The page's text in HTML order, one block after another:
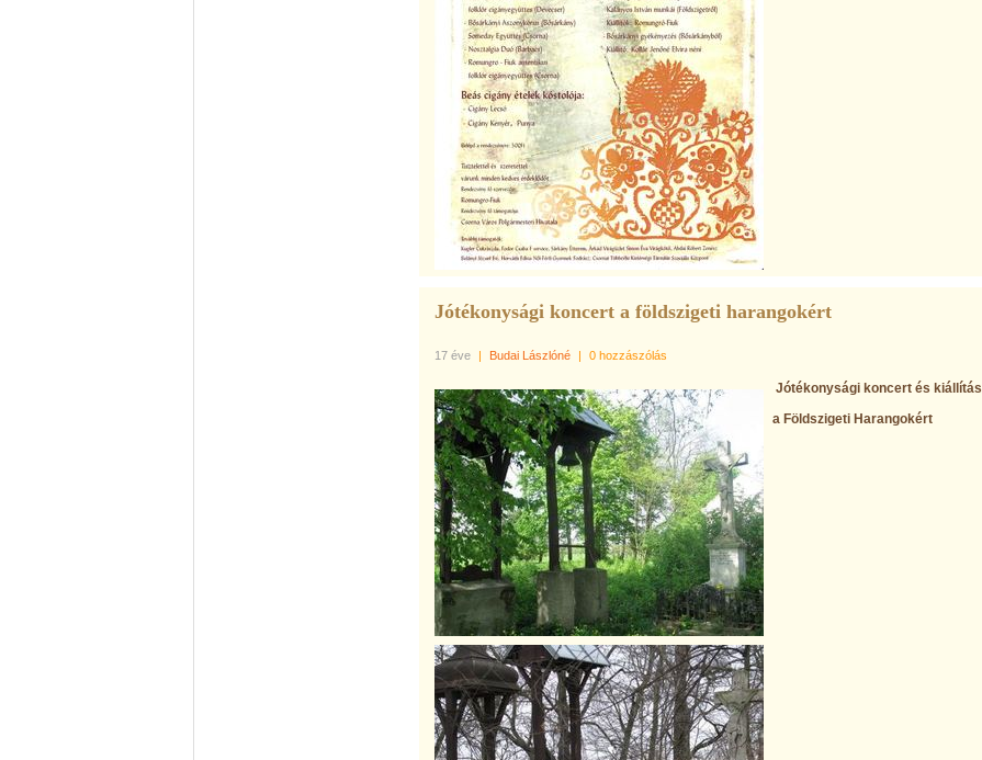
Jótékonysági koncert a földszigeti harangokért
17 éve | Budai Lászlóné | 0 hozzászólás
Jótékonysági koncert és kiállítás
a Földszigeti Harangokért